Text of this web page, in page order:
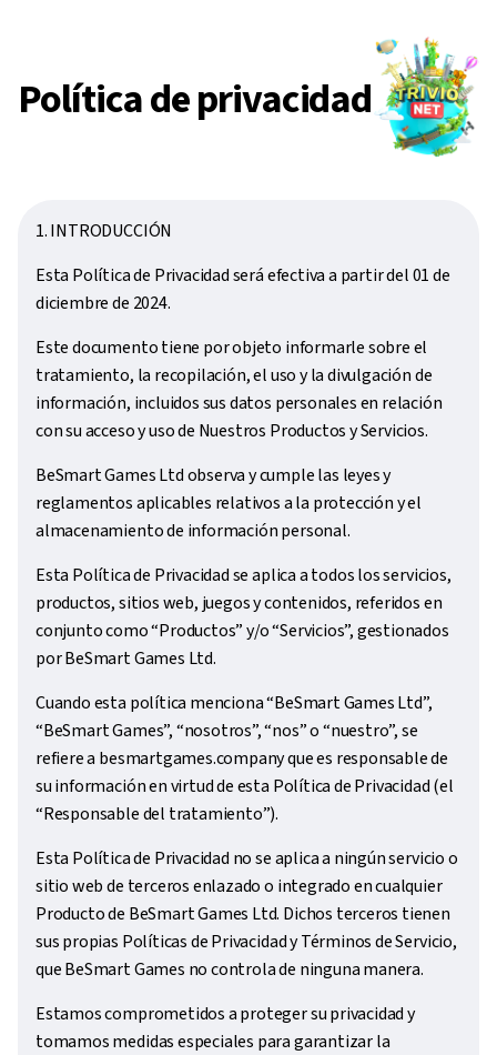
Política de privacidad
1. INTRODUCCIÓN
Esta Política de Privacidad será efectiva a partir del 01 de
diciembre de 2024.
Este documento tiene por objeto informarle sobre el
tratamiento, la recopilación, el uso y la divulgación de
información, incluidos sus datos personales en relación
con su acceso y uso de Nuestros Productos y Servicios.
BeSmart Games Ltd observa y cumple las leyes y
reglamentos aplicables relativos a la protección y el
almacenamiento de información personal.
Esta Política de Privacidad se aplica a todos los servicios,
productos, sitios web, juegos y contenidos, referidos en
conjunto como “Productos” y/o “Servicios”, gestionados
por BeSmart Games Ltd.
Cuando esta política menciona “BeSmart Games Ltd”,
“BeSmart Games”, “nosotros”, “nos” o “nuestro”, se
refiere a besmartgames.company que es responsable de
su información en virtud de esta Política de Privacidad (el
“Responsable del tratamiento”).
Esta Política de Privacidad no se aplica a ningún servicio o
sitio web de terceros enlazado o integrado en cualquier
Producto de BeSmart Games Ltd. Dichos terceros tienen
sus propias Políticas de Privacidad y Términos de Servicio,
que BeSmart Games no controla de ninguna manera.
Estamos comprometidos a proteger su privacidad y
tomamos medidas especiales para garantizar la